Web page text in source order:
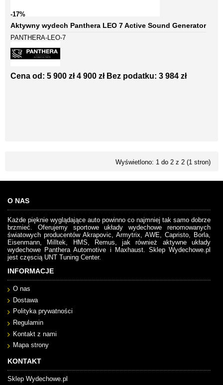
-17%
Aktywny wydech Panthera LEO 7 Active Sound Generator
PANTHERA-LEO-7
Cena od: 5 900 zł 4 900 zł Bez podatku: 3 984 zł
Wyświetlono: 1 do 2 z 2 (1 stron)
O NAS
Każde pięknie wyglądające auto powinno co najmniej tak samo dobrze
brzmieć. Oferujemy sportowe układy wydechowe renomowanych
światowych producentów Akrapovic, Armytrix, AWE, Capristo, Borla,
Eisenmann, Milltek, HMS, Remus, jak również aktywne układy
wydechowe Panthera Automotive i Maxhaust. Sklep Wydechowe.pl
jest częscią UNT Tuning Center.
INFORMACJE
O nas
Dostawa
Polityka prywatności
Regulamin
Kontakt z nami
Mapa strony
KONTAKT
Sklep Wydechowe.pl